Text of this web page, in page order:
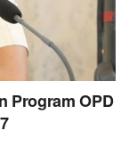
Program OPD